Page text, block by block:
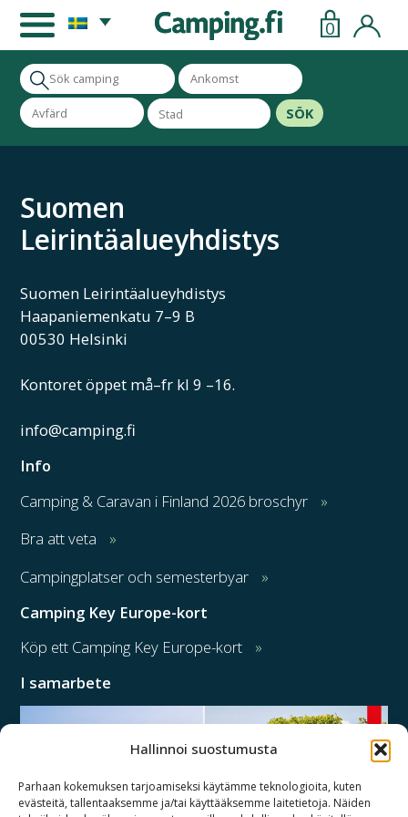
Hallinnoi suostumusta
Parhaan kokemuksen tarjoamiseksi käytämme teknologioita, kuten
evästeitä, tallentaaksemme ja/tai käyttääksemme laitetietoja. Näiden
0
SÖK
Suomen
Leirintäalueyhdistys
Suomen Leirintäalueyhdistys
Haapaniemenkatu 7–9 B
00530 Helsinki
Kontoret öppet må–fr kl 9 –16.
info@camping.fi
Info
Camping & Caravan i Finland 2026 broschyr
Bra att veta
Campingplatser och semesterbyar
Camping Key Europe-kort
Köp ett Camping Key Europe-kort
I samarbete